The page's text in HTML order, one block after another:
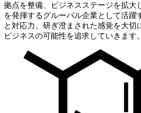
拠点を整備、ビジネスステージを拡大
を発揮するグルーバル企業として活躍
と対応力、研ぎ澄まされた感覚を大切
ビジネスの可能性を追求していきます。